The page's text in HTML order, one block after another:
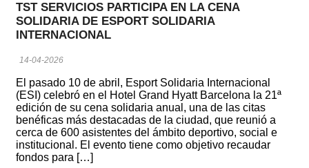
TST SERVICIOS PARTICIPA EN LA CENA
SOLIDARIA DE ESPORT SOLIDARIA
INTERNACIONAL
14-04-2026
El pasado 10 de abril, Esport Solidaria Internacional
(ESI) celebró en el Hotel Grand Hyatt Barcelona la 21ª
edición de su cena solidaria anual, una de las citas
benéficas más destacadas de la ciudad, que reunió a
cerca de 600 asistentes del ámbito deportivo, social e
institucional. El evento tiene como objetivo recaudar
fondos para […]